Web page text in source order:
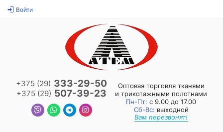
Войти
+375 (29) 333-29-50
+375 (29) 507-39-23
Оптовая торговля тканями
и трикотажными полотнами
Пн-Пт: с 9.00 до 17.00
Сб-Вс: выходной
Вам перезвонят!